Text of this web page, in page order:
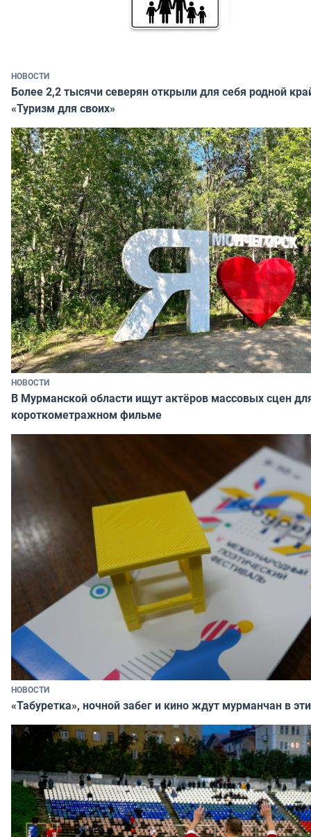
НОВОСТИ
Более 2,2 тысячи северян открыли для себя родной
«Туризм для своих»
НОВОСТИ
В Мурманской области ищут актёров массовых сцен
короткометражном фильме
НОВОСТИ
«Табуретка», ночной забег и кино ждут мурманчан в